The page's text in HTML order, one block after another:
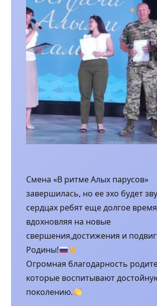
Смена «В ритме Алых парусов»
завершилась, но ее эхо будет
сердцах ребят еще долгое
вдохновляя на новые
свершения,достижения и
Родины!
Огромная благодарность
которые воспитывают
поколению.